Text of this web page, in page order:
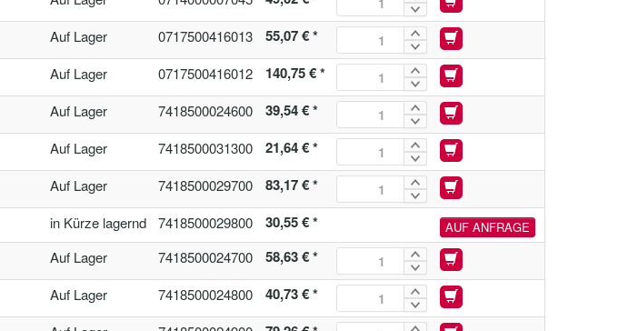
Auf Lager 0717500416013 55,07 € *
Auf Lager 0717500416012 140,75 € *
Auf Lager 7418500024600 39,54 € *
Auf Lager 7418500031300 21,64 € *
Auf Lager 7418500029700 83,17 € *
in Kürze lagernd 7418500029800 30,55 € * AUF ANFRAGE
Auf Lager 7418500024700 58,63 € *
Auf Lager 7418500024800 40,73 € *